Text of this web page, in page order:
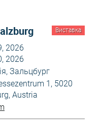
Виставка
2026
2026
Зальцбург
1, 5020
Austria